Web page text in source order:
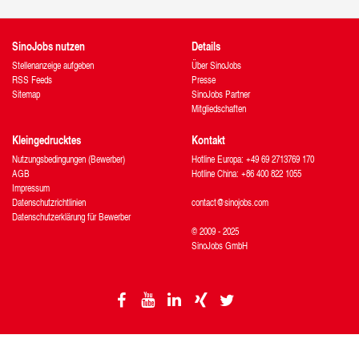
SinoJobs nutzen
Stellenanzeige aufgeben
RSS Feeds
Sitemap
Details
Über SinoJobs
Presse
SinoJobs Partner
Mitgliedschaften
Kleingedrucktes
Nutzungsbedingungen (Bewerber)
AGB
Impressum
Datenschutzrichtlinien
Datenschutzerklärung für Bewerber
Kontakt
Hotline Europa: +49 69 2713769 170
Hotline China: +86 400 822 1055
contact@sinojobs.com
© 2009 - 2025
SinoJobs GmbH